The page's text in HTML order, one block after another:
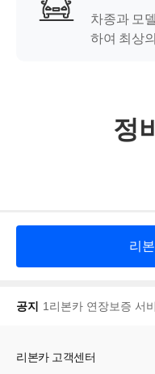
차종과 모
하여 최상
정
리
공지 1리본카 연장보증 서
리본카 고객센터